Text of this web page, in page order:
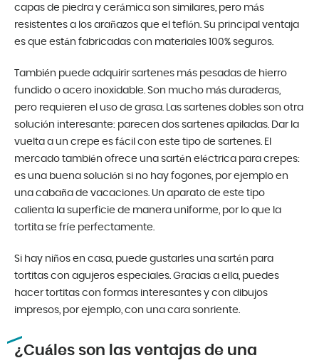
capas de piedra y cerámica son similares, pero más
resistentes a los arañazos que el teflón. Su principal ventaja
es que están fabricadas con materiales 100% seguros.
También puede adquirir sartenes más pesadas de hierro
fundido o acero inoxidable. Son mucho más duraderas,
pero requieren el uso de grasa. Las sartenes dobles son otra
solución interesante: parecen dos sartenes apiladas. Dar la
vuelta a un crepe es fácil con este tipo de sartenes. El
mercado también ofrece una sartén eléctrica para crepes:
es una buena solución si no hay fogones, por ejemplo en
una cabaña de vacaciones. Un aparato de este tipo
calienta la superficie de manera uniforme, por lo que la
tortita se fríe perfectamente.
Si hay niños en casa, puede gustarles una sartén para
tortitas con agujeros especiales. Gracias a ella, puedes
hacer tortitas con formas interesantes y con dibujos
impresos, por ejemplo, con una cara sonriente.
¿Cuáles son las ventajas de una